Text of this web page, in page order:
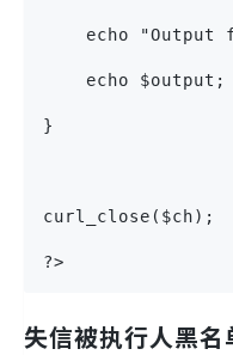
echo "Output
    echo $output;
}
curl_close($ch);
?>
失信被执行人黑名